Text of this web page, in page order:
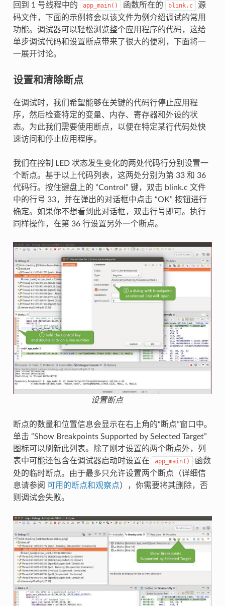
回到 1 号线程中的 app_main() 函数所在的 blink.c
源
码文件，下面的示例将会以该文件为例介绍调试的常用
功能。调试器可以轻松浏览整个应用程序的代码，这给
单步调试代码和设置断点带来了很大的便利，下面将一
一展开讨论。
设置和清除断点
在调试时，我们希望能够在关键的代码行停止应用程
序，然后检查特定的变量、内存、寄存器和外设的状
态。为此我们需要使用断点，以便在特定某行代码处快
速访问和停止应用程序。
我们在控制 LED 状态发生变化的两处代码行分别设置一
个断点。基于以上代码列表，这两处分别为第 33 和 36
代码行。按住键盘上的 “Control” 键，双击 blink.c 文件
中的行号 33，并在弹出的对话框中点击 “OK” 按钮进行
确定。如果你不想看到此对话框，双击行号即可。执行
同样操作，在第 36 行设置另外一个断点。
设置断点
断点的数量和位置信息会显示在右上角的“断点”窗口中。
单击 “Show Breakpoints Supported by Selected Target”
图标可以刷新此列表。除了刚才设置的两个断点外，列
表中可能还包含在调试器启动时设置在
app_main()
函数
处的临时断点。由于最多只允许设置两个断点（详细信
息请参阅 可用的断点和观察点 ），你需要将其删除，否
则调试会失败。